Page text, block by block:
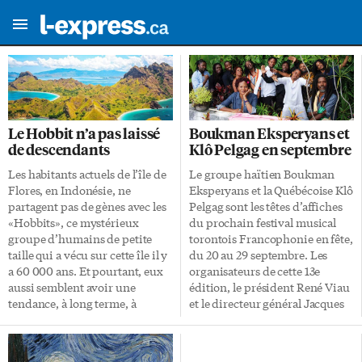
Le Hobbit n’a pas laissé
de descendants
Les habitants actuels de l’île de
Flores, en Indonésie, ne
partagent pas de gènes avec les
«Hobbits», ce mystérieux
groupe d’humains de petite
taille qui a vécu sur cette île il y
a 60 000 ans. Et pourtant, eux
aussi semblent avoir une
tendance, à long terme, à
passe-t-il sur cette île? De ces
«Hobbits», ou Homo
Boukman Eksperyans et
Klô Pelgag en septembre
Le groupe haïtien Boukman
Eksperyans et la Québécoise Klô
Pelgag sont les têtes d’affiches
du prochain festival musical
torontois Francophonie en fête,
du 20 au 29 septembre. Les
organisateurs de cette 13e
édition, le président René Viau
et le directeur général Jacques